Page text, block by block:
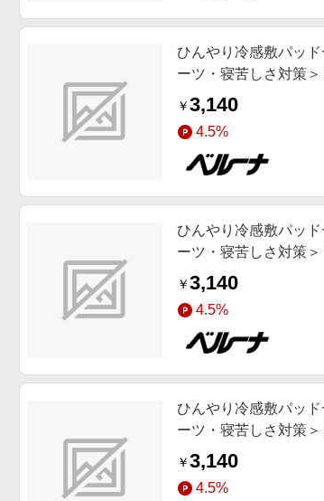
ひんやり冷感敷パッ
ーツ・寝苦しさ対策
インテリア,お薦め商
￥3,140
4.5%
ひんやり冷感敷パッ
ーツ・寝苦しさ対策
触冷感 SNS,インテリ
￥3,140
4.5%
ひんやり冷感敷パッ
ーツ・寝苦しさ対策
テリア,お薦め商品,ロ
￥3,140
4.5%